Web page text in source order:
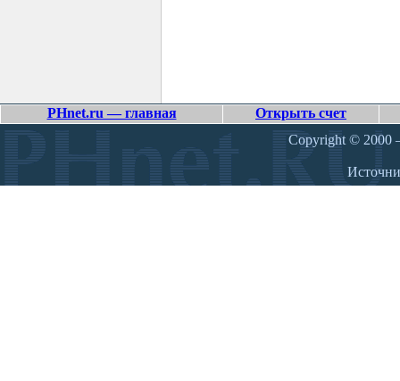
PHnet.ru — главная
Открыть счет
Copyright © 2000